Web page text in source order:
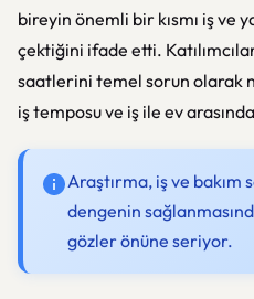
bireyin önemli bir kısmı iş ve
çektiğini ifade etti.
saatlerini temel sorun olarak
iş temposu ve iş ile ev
Araştırma, iş ve bakım
dengenin
gözler önüne seriyor.